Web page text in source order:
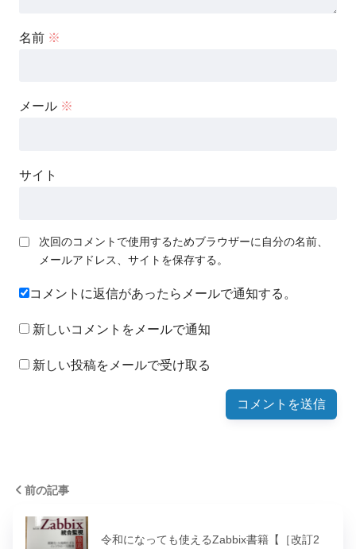
名前 ※
メール ※
サイト
次回のコメントで使用するためブラウザーに自分の名前、
メールアドレス、サイトを保存する。
コメントに返信があったらメールで通知する。
新しいコメントをメールで通知
新しい投稿をメールで受け取る
前の記事
令和になっても使えるZabbix書籍【［改訂2